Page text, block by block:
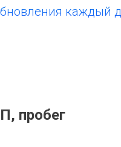
каждый день
пробег